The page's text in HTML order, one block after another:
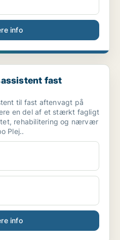
info
aftenvagt
fast
til fast aftenvagt på
en del af et stærkt fagligt
rehabilitering og nærvær
Plej..
info